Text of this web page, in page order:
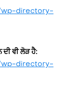
wp-directory-
ਵੀ ਲੋੜ ਹੈ:
wp-directory-